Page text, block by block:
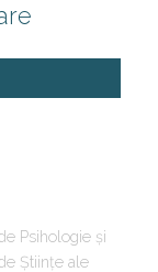
Psihologie și
Științe ale